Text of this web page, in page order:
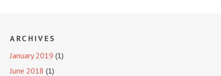
ARCHIVES
January 2019 (1)
June 2018 (1)